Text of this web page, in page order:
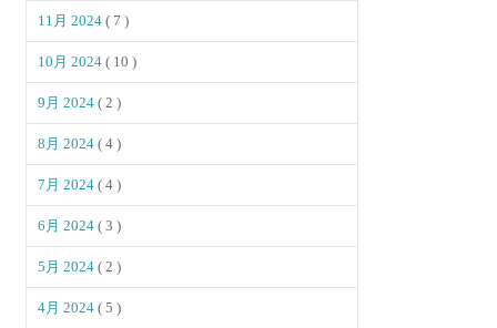
11月 2024( 7 )
10月 2024( 10 )
9月 2024( 2 )
8月 2024( 4 )
7月 2024( 4 )
6月 2024( 3 )
5月 2024( 2 )
4月 2024( 5 )